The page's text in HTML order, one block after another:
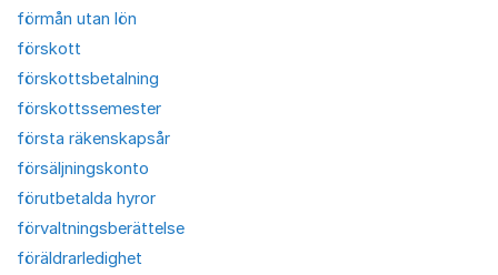
förmån utan lön
förskott
förskottsbetalning
förskottssemester
första räkenskapsår
försäljningskonto
förutbetalda hyror
förvaltningsberättelse
föräldrarledighet